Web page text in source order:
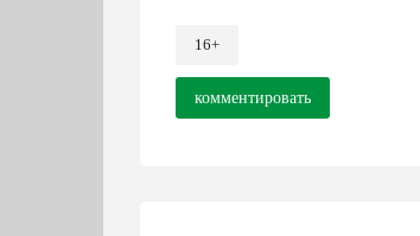
16+
комментировать